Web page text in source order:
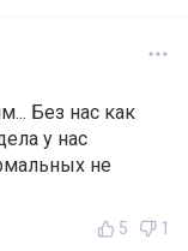
Без нас как
у нас
не
5 1